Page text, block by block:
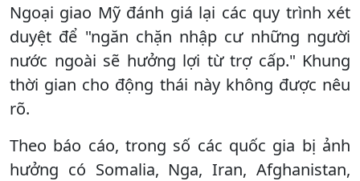
Ngoại giao Mỹ đánh giá lại các quy trình xét
duyệt để "ngăn chặn nhập cư những người
nước ngoài sẽ hưởng lợi từ trợ cấp." Khung
thời gian cho động thái này không được nêu
rõ.
Theo báo cáo, trong số các quốc gia bị ảnh
hưởng có Somalia, Nga, Iran, Afghanistan,